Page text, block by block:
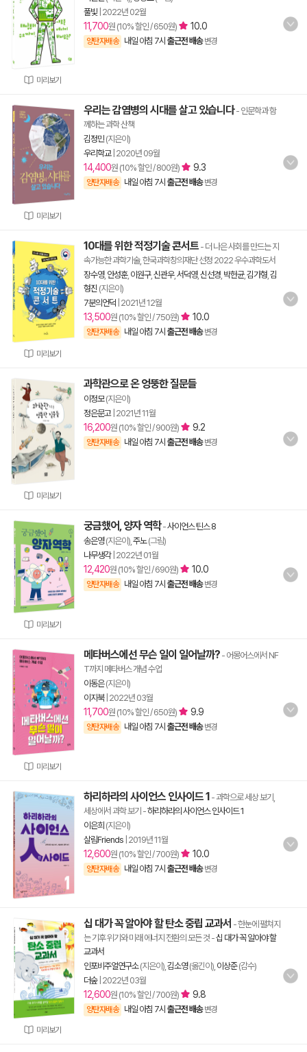
미리보기
풀빛 2022년 02월
11,700원 (10% 할인 / 650원) 10.0
양탄자배송 내일 아침 7시 출근전 배송 변경
미리보기
우리는 감염병의 시대를 살고 있습니다- 인문학과 함
께하는 과학 산책
김정민(지은이)
우리학교| 2020년 09월
14,400원 (10% 할인 / 800원) 9.3
양탄자배송 내일 아침 7시 출근전 배송 변경
미리보기
10대를 위한 적정기술 콘서트 - 더 나은 사회를 만드는 지
속가능한 과학기술, 한국과학창의재단 선정 2022 우수과학도서
장수영, 안성훈, 이원구, 신관우, 서덕영, 신선경 박헌균, 김가형 김
형진 (지은이)
7분의언덕 2021년 12월
13,500원 (10% 할인 / 750원) 10.0
양탄자배송 내일 아침 7시 출근전 배송 변경
미리보기
과학관으로 온 엉뚱한 질문들
이정모(지은이)
정은문고| 2021년 11월
16,200원 (10% 할인 / 900원) 9.2
양탄자배송 내일 아침 7시 출근전 배송 변경
미리보기
궁금했어, 양자 역학-사이언스 틴스 8
송은영(지은이), 주노(그림)
나무생각| 2022년 01월
12,420원 (10% 할인 / 690원) 10.0
양탄자배송 내일 아침 7시 출근전 배송 변경
미리보기
메타버스에선 무슨 일이 일어날까? - 어몽어스에서 NF
T까지 메타버스 개념 수업
이동은(지은이)
이지북| 2022년 03월
11,700원 (10% 할인 / 650원) 9.9
양탄자배송 내일 아침 7시 출근전 배송 변경
하리하라의 사이언스 인사이드 1 - 과학으로 세상 보기,
세상에서 과학 보기 -하리하라의 사이언스 인사이드 1
이은희 (지은이)
살림Friends 2019년 11월
12,600원 (10% 할인 / 700원) 10.0
양탄자배송 내일 아침 7시 출근전 배송 변경
미리보기
십 대가 꼭 알아야 할 탄소 중립 교과서 - 한눈에 펼쳐지
는 기후 위기와 미래 에너지 전환의 모든 것 -십 대가 꼭 알아야 할
교과서
인포비주얼연구소(지은이), 김소영(옮긴이), 이상준(감수)
더숲| 2022년 03월
12,600원 (10% 할인 / 700원) 9.8
양탄자배송 내일 아침 7시 출근전 배송 변경